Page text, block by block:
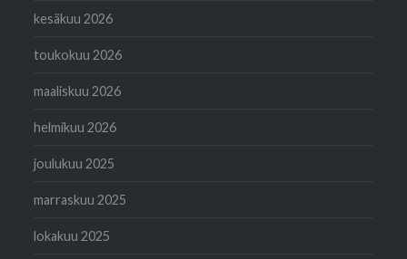
kesäkuu 2026
toukokuu 2026
maaliskuu 2026
helmikuu 2026
joulukuu 2025
marraskuu 2025
lokakuu 2025